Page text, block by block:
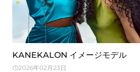
KANEKALON イメージモデル
2026年02月23日